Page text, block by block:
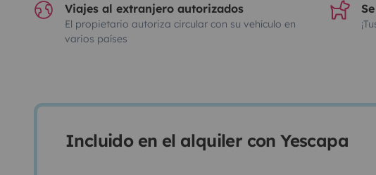
Viajes al extranjero autorizados
El propietario autoriza circular con su vehículo en
varios países
Incluido en el alquiler con Yescapa